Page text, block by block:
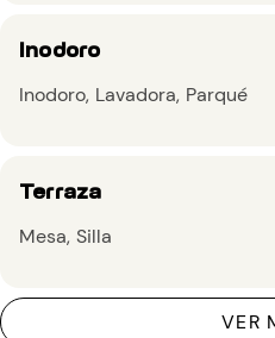
Inodoro
Inodoro Lavadora Parqué
Terraza
Mesa Silla
VER